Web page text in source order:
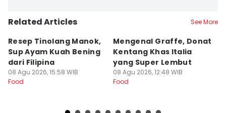
Related Articles See More
Resep Tinolang Manok,
Sup Ayam Kuah Bening
dari Filipina
08 Agu 2026, 15:58 WIB
Food
Mengenal Graffe, Donat
Kentang Khas Italia
yang Super Lembut
08 Agu 2026, 12:48 WIB
Food